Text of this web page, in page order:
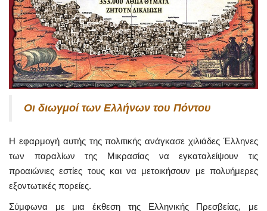
Οι διωγμοί των Ελλήνων του Πόντου
Η εφαρμογή αυτής της πολιτικής ανάγκασε χιλιάδες Έλληνες
των παραλίων της Μικρασίας να εγκαταλείψουν τις
προαιώνιες εστίες τους και να μετοικήσουν με πολυήμερες
εξοντωτικές πορείες.
Σύμφωνα με μια έκθεση της Ελληνικής Πρεσβείας, με